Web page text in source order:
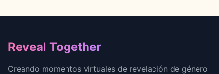
Footer
Reveal Together
Creando momentos virtuales de revelación de género